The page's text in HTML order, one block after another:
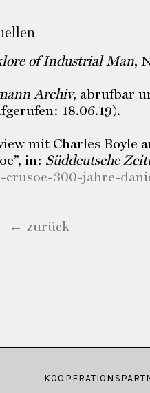
of Industrial Man,
Archiv, abrufbar
18.06.19).
mit Charles Boyle
in: Süddeutsche
300-jahre-
← zurück